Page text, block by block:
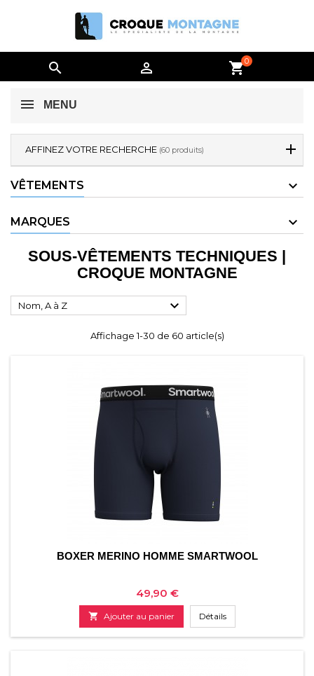
  shopping_cart0
MENU
AFFINEZ VOTRE RECHERCHE (60 produits)
VÊTEMENTS
MARQUES
SOUS-VÊTEMENTS TECHNIQUES |
CROQUE MONTAGNE
Nom, A à Z 
Affichage 1-30 de 60 article(s)
BOXER MERINO HOMME SMARTWOOL
Prix
49,90 €
 Ajouter au panier Détails